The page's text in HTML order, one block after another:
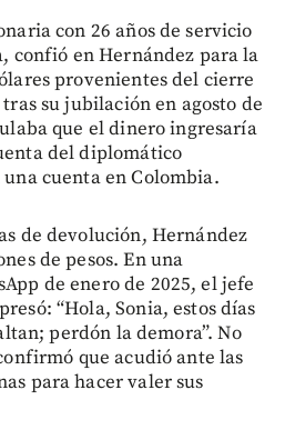
con 26 años de servicio
confió en Hernández para la
provenientes del cierre
su jubilación en agosto de
que el dinero ingresaría
del diplomático
cuenta en Colombia.
de devolución, Hernández
de pesos. En una
de enero de 2025, el jefe
“Hola, Sonia, estos días
perdón la demora”. No
que acudió ante las
para hacer valer sus